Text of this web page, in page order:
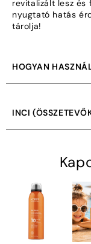
revitalizált lesz és
nyugtató hatás
tárolja!
HOGYAN
INCI